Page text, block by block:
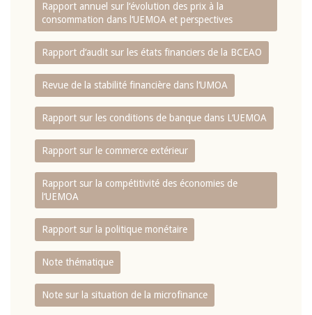
Rapport annuel sur l‘évolution des prix à la
consommation dans l‘UEMOA et perspectives
Rapport d‘audit sur les états financiers de la BCEAO
Revue de la stabilité financière dans l‘UMOA
Rapport sur les conditions de banque dans L‘UEMOA
Rapport sur le commerce extérieur
Rapport sur la compétitivité des économies de
l‘UEMOA
Rapport sur la politique monétaire
Note thématique
Note sur la situation de la microfinance